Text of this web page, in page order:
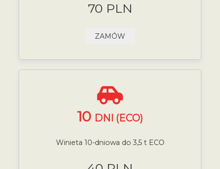
70 PLN
ZAMÓW
10 DNI (ECO)
Winieta 10-dniowa do 3,5 t ECO